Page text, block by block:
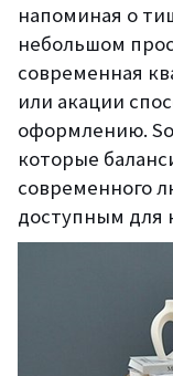
напоминая о
небольшом
современная
или акации
оформлению.
которые
современного
доступным для